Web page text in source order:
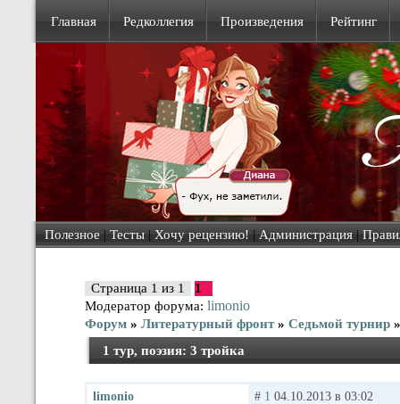
Главная Редколлегия Произведения Рейтинг
Полезное | Тесты | Хочу рецензию! | Администрация |
Страница 1 из 1
1
Модератор форума: limonio
Форум » Литературный фронт » Седьмой турнир »
1 тур, поэзия: 3 тройка
limonio # 1 04.10.2013 в 03:02